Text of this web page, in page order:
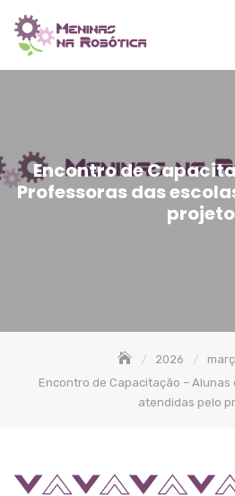
content
Encontro de
Professoras das
projeto
2026
Encontro de Capacitação –
atendidas pelo